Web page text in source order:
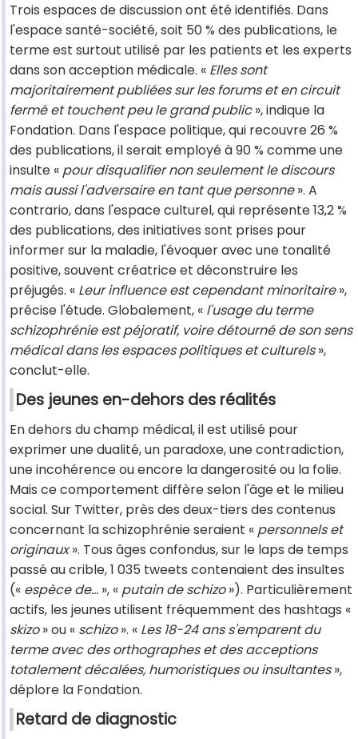
Trois espaces de discussion ont été identifiés. Dans
l'espace santé-société, soit 50 % des publications, le
terme est surtout utilisé par les patients et les experts
dans son acception médicale. « Elles sont
majoritairement publiées sur les forums et en circuit
fermé et touchent peu le grand public», indique la
Fondation. Dans l'espace politique, qui recouvre 26 %
des publications, il serait employé à 90 % comme une
insulte « pour disqualifier non seulement le discours
mais aussi l'adversaire en tant que personne». A
contrario, dans l'espace culturel, qui représente 13,2 %
des publications, des initiatives sont prises pour
informer sur la maladie, l'évoquer avec une tonalité
positive, souvent créatrice et déconstruire les
préjugés. « Leur influence est cependant minoritaire»,
précise l'étude. Globalement, « l'usage du terme
schizophrénie est péjoratif, voire détourné de son sens
médical dans les espaces politiques et culturels»,
conclut-elle.
Des jeunes en-dehors des réalités
En dehors du champ médical, il est utilisé pour
exprimer une dualité, un paradoxe, une contradiction,
une incohérence ou encore la dangerosité ou la folie.
Mais ce comportement diffère selon l'âge et le milieu
social. Sur Twitter, près des deux-tiers des contenus
concernant la schizophrénie seraient « personnels et
originaux». Tous âges confondus, sur le laps de temps
passé au crible, 1 035 tweets contenaient des insultes
(« espèce de… », « putain de schizo»). Particulièrement
actifs, les jeunes utilisent fréquemment des hashtags «
skizo» ou « schizo». « Les 18-24 ans s'emparent du
terme avec des orthographes et des acceptions
totalement décalées, humoristiques ou insultantes»,
déplore la Fondation.
Retard de diagnostic